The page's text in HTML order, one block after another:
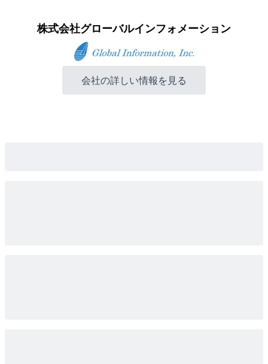
株式会社グローバルインフォメーション
会社の詳しい情報を見る